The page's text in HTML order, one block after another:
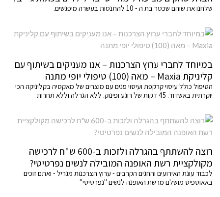
שלחנו את שוהם שכטר בת ה - 10 להתנסות בעשרה מיפגשים.
במיוחד לחברי ערוץ הצרכנות – אנו מעניקים בשיתוף עם
קליניקת Maxia – מאה (100) טיפולי יופי מתנה
הטיפול כולל עיסוי קרקפת ועיסוי פנים עם מוצרים של מאקסיה בקליניקה הכי
יוקרתית באשדוד. 45 דקות של רוגע ופינוק. ללא הגרלה וללא תחרות
רוצה להשתתף בהגרלה ולזכות ב-600 ש"ח לרכישה
מקולקציית רשת האופנה המובילה לנשים נפרטיטי?
לכבוד עונת האירועים והחגים הקרבים - ערוץ הצרכנות מגריל - ואתם זוכים
באאוטפיט מושלם מרשת האופנה לנשים "נפרטיטי"